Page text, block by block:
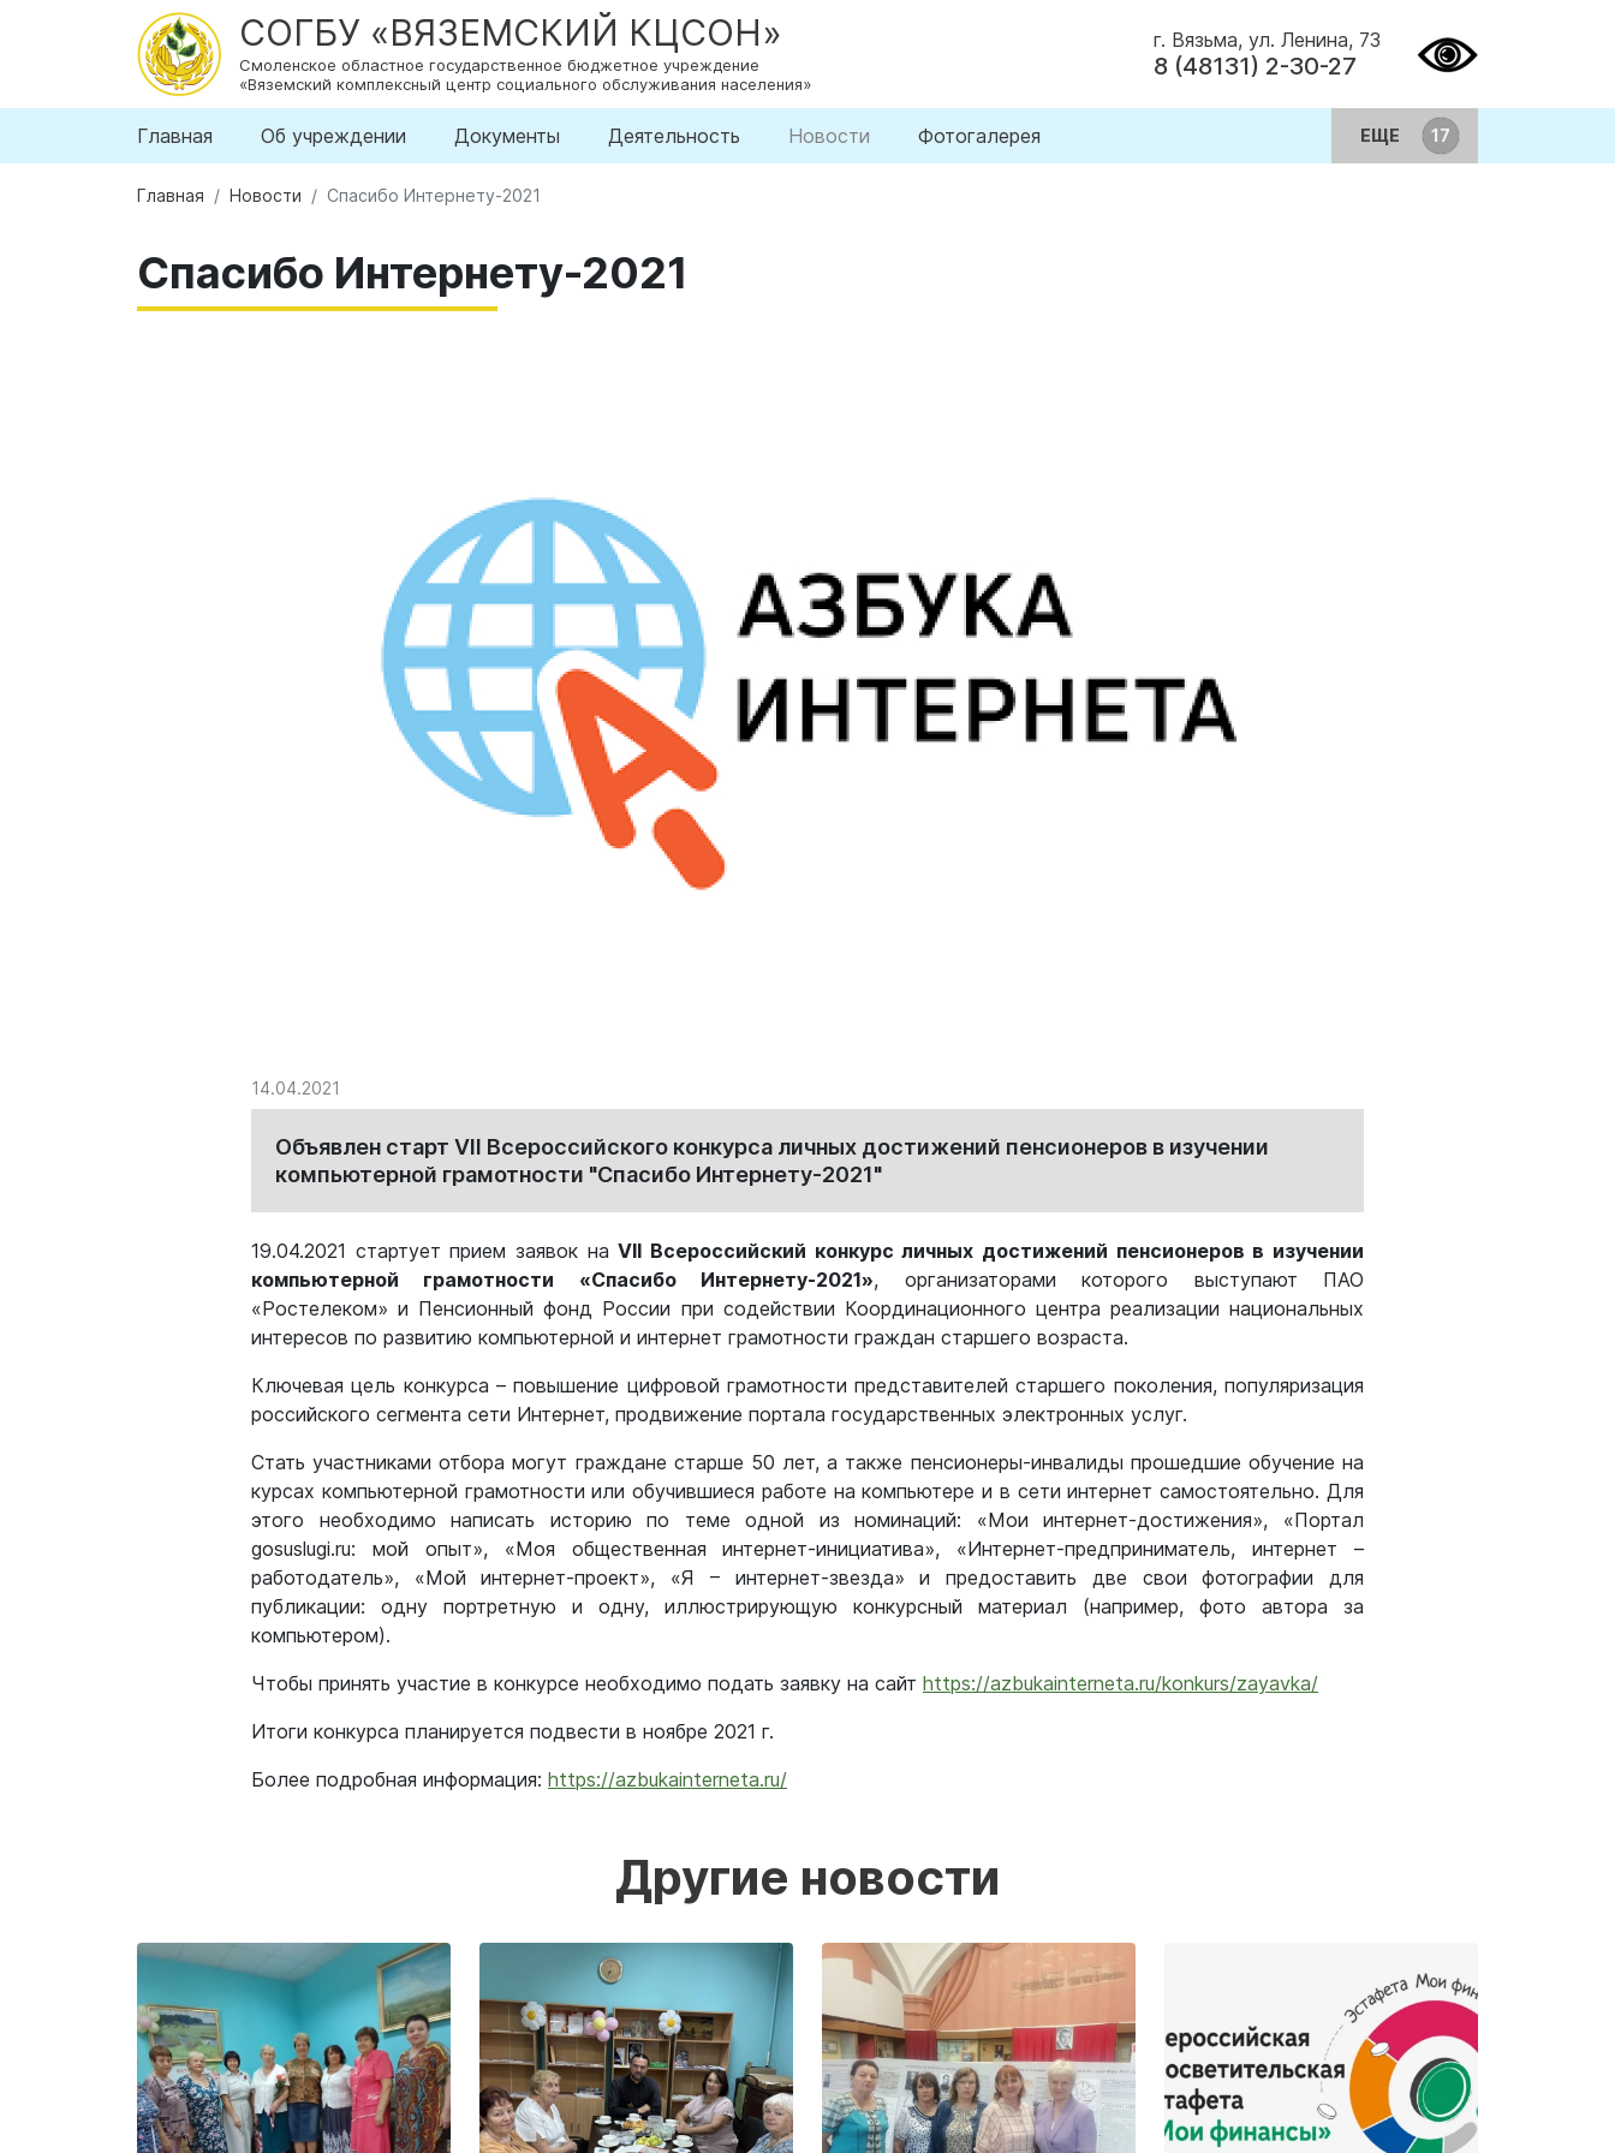
СОГБУ «ВЯЗЕМСКИЙ КЦСОН»
Смоленское областное государственное бюджетное учреждение
«Вяземский комплексный центр социального обслуживания населения»
г. Вязьма, ул. Ленина, 73
8 (48131) 2-30-27
Главная Об учреждении Документы Деятельность Новости Фотогалерея ЕЩЕ
Главная Новости Спасибо Интернету-2021
Спасибо Интернету-2021
14.04.2021
Объявлен старт VII Всероссийского конкурса личных достижений пенсионеров в изучении
компьютерной грамотности "Спасибо Интернету-2021"
19.04.2021 стартует прием заявок наVII Всероссийский конкурс личных достижений пенсионеров в изучении
компьютерной грамотности «Спасибо Интернету-2021», организаторами которого выступают ПАО
«Ростелеком» и Пенсионный фонд России при содействии Координационного центра реализации национальных
интересов по развитию компьютерной и интернет грамотности граждан старшего возраста.
Ключевая цель конкурса – повышение цифровой грамотности представителей старшего поколения, популяризация
российского сегмента сети Интернет, продвижение портала государственных электронных услуг.
Стать участниками отбора могут граждане старше 50 лет, а также пенсионеры-инвалиды прошедшие обучение на
курсах компьютерной грамотности или обучившиеся работе на компьютере и в сети интернет самостоятельно. Для
этого необходимо написать историю по теме одной из номинаций: «Мои интернет-достижения», «Портал
gosuslugi.ru: мой опыт», «Моя общественная интернет-инициатива», «Интернет-предприниматель, интернет –
работодатель», «Мой интернет-проект», «Я – интернет-звезда» и предоставить две свои фотографии для
публикации: одну портретную и одну, иллюстрирующую конкурсный материал (например, фото автора за
компьютером).
Чтобы принять участие в конкурсе необходимо подать заявку на сайт https://azbukainterneta.ru/konkurs/zayavka/
Итоги конкурса планируется подвести в ноябре 2021 г.
Более подробная информация: https://azbukainterneta.ru/
Другие новости